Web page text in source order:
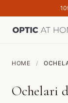
HOME /
Ochelari